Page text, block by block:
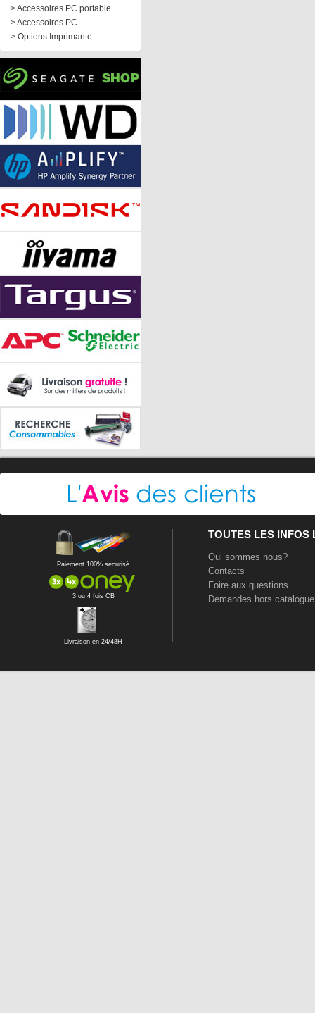
> Accessoires PC portable
> Accessoires PC
> Options Imprimante
Paiement 100% sécurisé
3 ou 4 fois CB
Livraison en 24/48H
TOUTES LES INFOS
Qui sommes nous?
Contacts
Foire aux questions
Demandes hors catalogue